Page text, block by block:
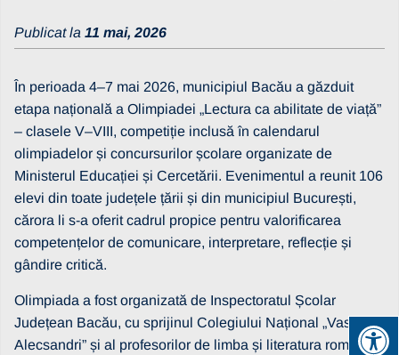
Publicat la 11 mai, 2026
În perioada 4–7 mai 2026, municipiul Bacău a găzduit
etapa națională a Olimpiadei „Lectura ca abilitate de viață”
– clasele V–VIII, competiție inclusă în calendarul
olimpiadelor și concursurilor școlare organizate de
Ministerul Educației și Cercetării. Evenimentul a reunit 106
elevi din toate județele țării și din municipiul București,
cărora li s-a oferit cadrul propice pentru valorificarea
competențelor de comunicare, interpretare, reflecție și
gândire critică.
Olimpiada a fost organizată de Inspectoratul Școlar
Județean Bacău, cu sprijinul Colegiului Național „Vasile
Alecsandri” și al profesorilor de limba și literatura română